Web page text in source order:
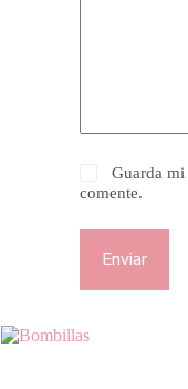
Guarda
comente.
Enviar